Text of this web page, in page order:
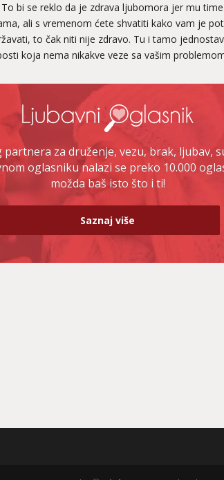
bi se reklo da je zdrava ljubomora jer mu
ali s vremenom ćete shvatiti kako vam je
to čak niti nije zdravo. Tu i tamo
koja nema nikakve veze sa vašim
za druženje, vezu, brak, ljubav,
oglasniku nalazi se preko 10.000
možda baš isto što i ti!
Saznaj više